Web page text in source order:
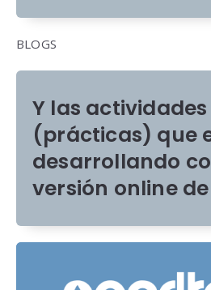
BLOGS
Y las actividades
(prácticas) que
desarrollando
versión online